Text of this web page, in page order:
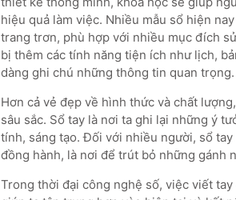
hiệu quả làm việc. Nhiều mẫu sổ hiện
trang trơn, phù hợp với nhiều mục đích
bị thêm các tính năng tiện ích như lịch,
dàng ghi chú những thông tin quan trọng.
Hơn cả vẻ đẹp về hình thức và chất
sâu sắc. Sổ tay là nơi ta ghi lại những ý
tính, sáng tạo. Đối với nhiều người, sổ
đồng hành, là nơi để trút bỏ những gánh
Trong thời đại công nghệ số, việc viết tay